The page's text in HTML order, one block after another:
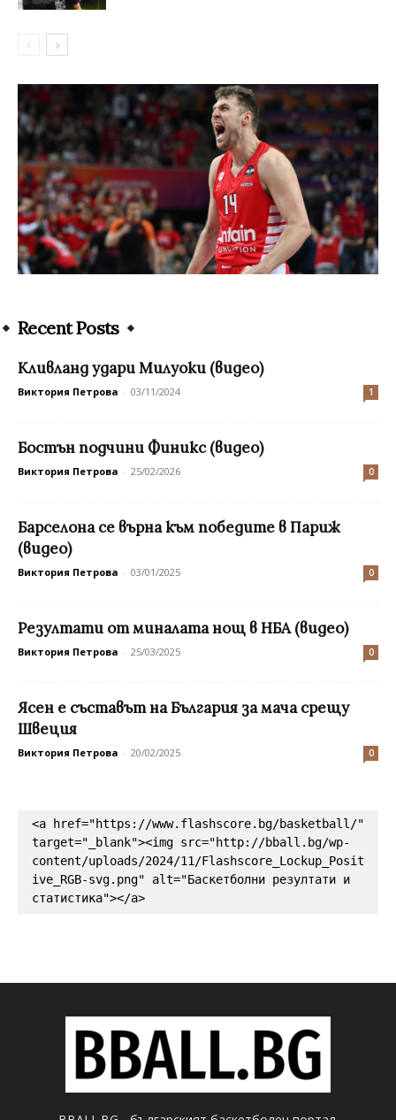
Recent Posts
Кливланд удари Милуоки (видео)
Виктория Петрова - 03/11/2024 1
Бостън подчини Финикс (видео)
Виктория Петрова - 25/02/2026 0
Барселона се върна към победите в Париж
(видео)
Виктория Петрова - 03/01/2025 0
Резултати от миналата нощ в НБА (видео)
Виктория Петрова - 25/03/2025 0
Ясен е съставът на България за мача срещу
Швеция
Виктория Петрова - 20/02/2025 0
<a href="https://www.flashscore.bg/basketball/"
target="_blank"><img src="http://bball.bg/wp-
content/uploads/2024/11/Flashscore_Lockup_Posit
ive_RGB-svg.png" alt="Баскетболни резултати и
статистика"></a>